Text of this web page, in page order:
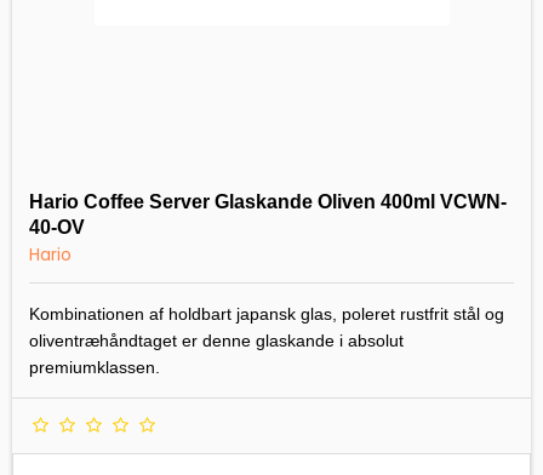
Hario Coffee Server Glaskande Oliven 400ml VCWN-
40-OV
Hario
Kombinationen af holdbart japansk glas, poleret rustfrit stål og
oliventræhåndtaget er denne glaskande i absolut
premiumklassen.